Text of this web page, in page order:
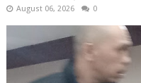
August 06, 2026 0